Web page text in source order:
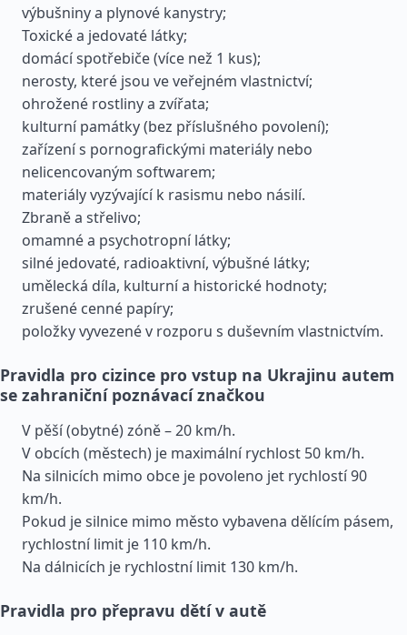
výbušniny a plynové kanystry;
Toxické a jedovaté látky;
domácí spotřebiče (více než 1 kus);
nerosty, které jsou ve veřejném vlastnictví;
ohrožené rostliny a zvířata;
kulturní památky (bez příslušného povolení);
zařízení s pornografickými materiály nebo
nelicencovaným softwarem;
materiály vyzývající k rasismu nebo násilí.
Zbraně a střelivo;
omamné a psychotropní látky;
silné jedovaté, radioaktivní, výbušné látky;
umělecká díla, kulturní a historické hodnoty;
zrušené cenné papíry;
položky vyvezené v rozporu s duševním vlastnictvím.
Pravidla pro cizince pro vstup na Ukrajinu autem
se zahraniční poznávací značkou
V pěší (obytné) zóně – 20 km/h.
V obcích (městech) je maximální rychlost 50 km/h.
Na silnicích mimo obce je povoleno jet rychlostí 90
km/h.
Pokud je silnice mimo město vybavena dělícím pásem,
rychlostní limit je 110 km/h.
Na dálnicích je rychlostní limit 130 km/h.
Pravidla pro přepravu dětí v autě